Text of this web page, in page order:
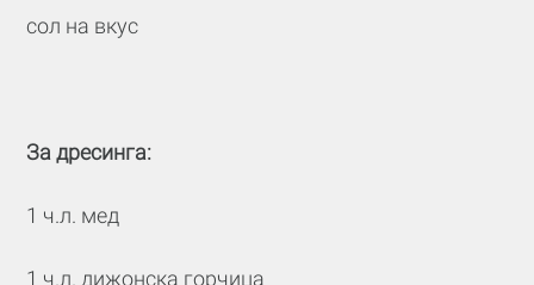
сол на вкус
За дресинга:
1 ч.л. мед
1 ч.л. дижонска горчица